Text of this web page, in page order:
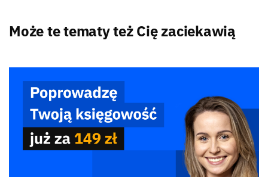
Może te tematy też Cię zaciekawią